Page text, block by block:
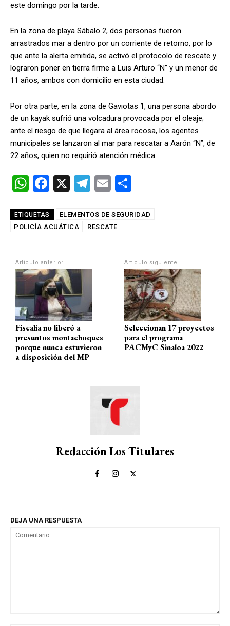
este domingo por la tarde.
En la zona de playa Sábalo 2, dos personas fueron
arrastrados mar a dentro por un corriente de retorno, por lo
que ante la alerta emitida, se activó el protocolo de rescate y
lograron poner en tierra firme a Luis Arturo “N” y un menor de
11 años, ambos con domicilio en esta ciudad.
Por otra parte, en la zona de Gaviotas 1, una persona abordo
de un kayak sufrió una volcadura provocada por el oleaje;
ante el riesgo de que llegara al área rocosa, los agentes
municipales se lanzaron al mar para rescatar a Aarón “N”, de
22 años, quien no requirió atención médica.
W
at
s
p
p
F
ce
b
o
k
X
T
e
gr
m
E
ail m
tir
ETIQUETAS
ELEMENTOS DE SEGURIDAD
POLICÍA ACUÁTICA
RESCATE
Artículo anterior
Fiscalía no liberó a
presuntos montachoques
porque nunca estuvieron
a disposición del MP
Artículo siguiente
Seleccionan 17 proyectos
para el programa
PACMyC Sinaloa 2022
Redacción Los Titulares
DEJA UNA RESPUESTA